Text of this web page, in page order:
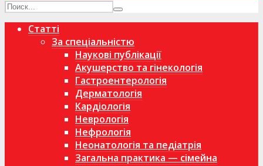
Статті
За спеціальністю
Наукові публікації
Акушерство та гінекологія
Гастроентерологія
Дерматологія
Кардіологія
Неврологія
Нефрологія
Неонатологія та педіатрія
Загальна практика — сімейна